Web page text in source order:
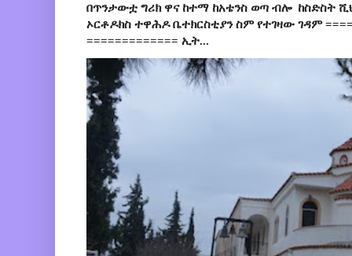
በጥንታውቷ ግሪክ ዋና ከተማ ከአቴንስ ወጣ ብሎ ከስድስት
ኦርቶዶክስ ተዋሕዶ ቤተክርስቲያን ስም የተገዛው ገዳም
============= ኢት...